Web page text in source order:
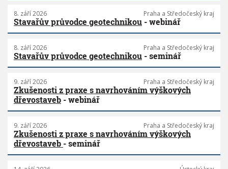
8. září 2026 Praha a Středočeský kraj
Stavařův průvodce geotechnikou - webinář
8. září 2026 Praha a Středočeský kraj
Stavařův průvodce geotechnikou - seminář
9. září 2026 Praha a Středočeský kraj
Zkušenosti z praxe s navrhováním výškových
dřevostaveb - webinář
9. září 2026 Praha a Středočeský kraj
Zkušenosti z praxe s navrhováním výškových
dřevostaveb - seminář